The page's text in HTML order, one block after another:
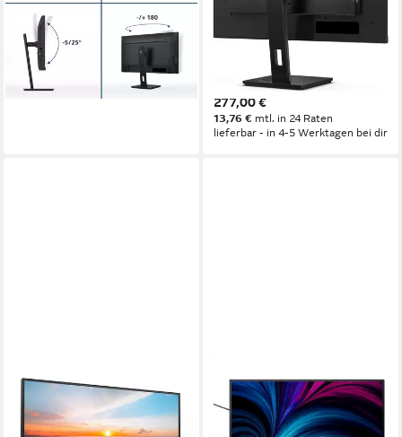
Produktdatenblatt
ab 385,00 €
19,12 €
mtl. in 24 Raten
lieferbar - in 4-5 Werktagen bei dir
3840 x 2160 px, 4K Ultra HD
Reaktionszeit
Bildwiederholfrequenz
Produktdatenblatt
277,00 €
13,76 € mtl. in 24 Raten
lieferbar - in 4-5 Werktagen bei dir